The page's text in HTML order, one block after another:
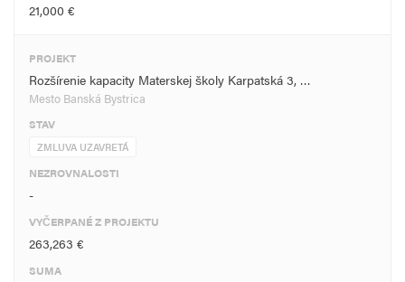
21,000 €
PROJEKT
Rozšírenie kapacity Materskej školy Karpatská 3, …
Mesto Banská Bystrica
STAV
ZMLUVA UZAVRETÁ
NEZROVNALOSTI
-
VYČERPANÉ Z PROJEKTU
263,263 €
SUMA